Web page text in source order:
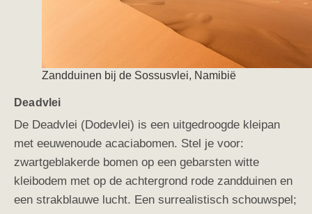
Zandduinen bij de Sossusvlei, Namibië
Deadvlei
De Deadvlei (Dodevlei) is een uitgedroogde kleipan
met eeuwenoude acaciabomen. Stel je voor:
zwartgeblakerde bomen op een gebarsten witte
kleibodem met op de achtergrond rode zandduinen en
een strakblauwe lucht. Een surrealistisch schouwspel;